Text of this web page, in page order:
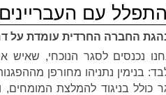
עם העבריינים
החברה החרדית עומדת על
נכנסים לסגר הנוכחי, שאיש
בנימין נתניהו מחורפן
כולל בניגוד להמלצת